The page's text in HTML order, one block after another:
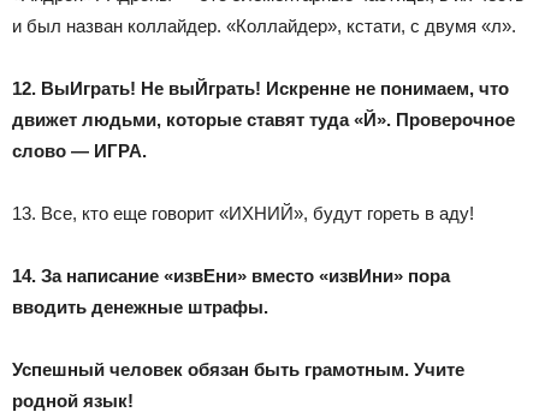
и был назван коллайдер. «Коллайдер», кстати, с двумя «л».
12. ВыИграть! Не выЙграть! Искренне не понимаем, что
движет людьми, которые ставят туда «Й». Проверочное
слово — ИГРА.
13. Все, кто еще говорит «ИХНИЙ», будут гореть в аду!
14. За написание «извЕни» вместо «извИни» пора
вводить денежные штрафы.
Успешный человек обязан быть грамотным. Учите
родной язык!